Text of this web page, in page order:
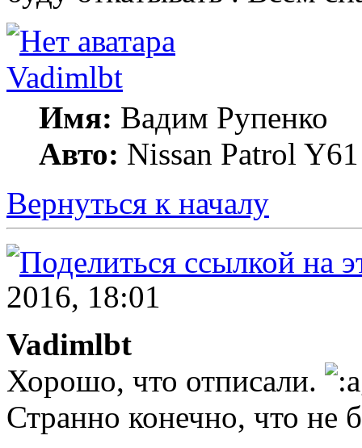
Vadimlbt
Имя: Вадим Рупенко
Авто: Nissan Patrol
Вернуться к началу
2016, 18:01
Vadimlbt
Хорошо, что отписали.
Странно конечно, что